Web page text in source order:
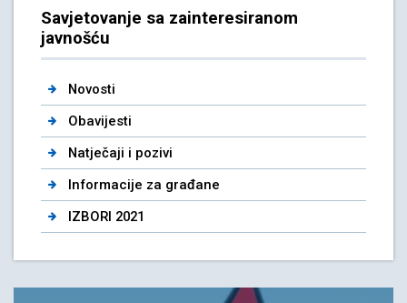
Savjetovanje sa zainteresiranom
javnošću
Novosti
Obavijesti
Natječaji i pozivi
Informacije za građane
IZBORI 2021